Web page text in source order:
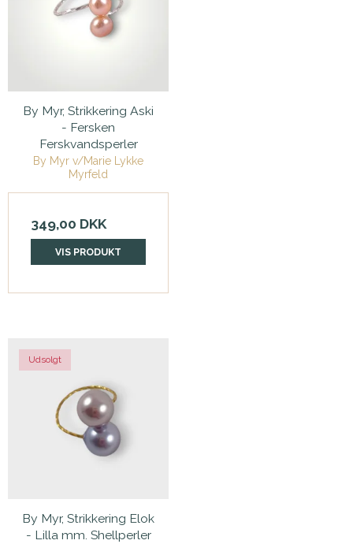
By Myr, Strikkering Aski
- Fersken
Ferskvandsperler
By Myr v/Marie Lykke
Myrfeld
349,00 DKK
VIS PRODUKT
Udsolgt
By Myr, Strikkering Elok
- Lilla mm. Shellperler